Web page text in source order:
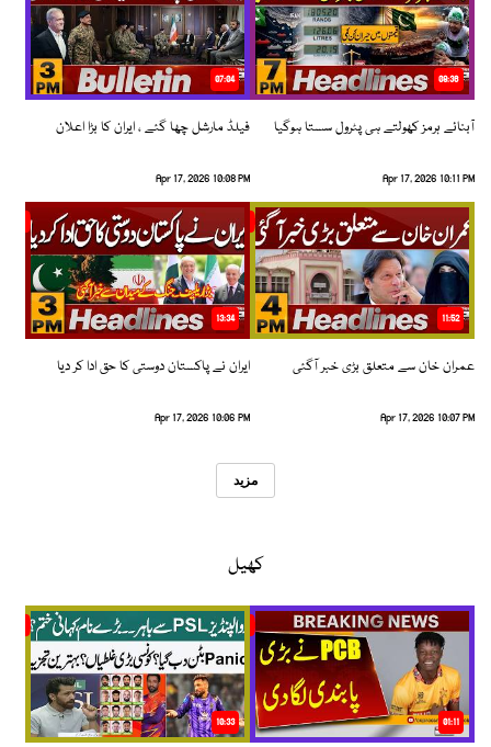
08:36
آبنائے ہرمز کھولتے ہی پٹرول سستا ہوگیا
Apr 17, 2026 10:11 PM
07:04
فیلڈ مارشل چھا گئے ، ایران کا بڑا اعلان
Apr 17, 2026 10:08 PM
11:52
عمران خان سے متعلق بڑی خبر آگئی
Apr 17, 2026 10:07 PM
13:34
ایران نے پاکستان دوستی کا حق ادا کر دیا
Apr 17, 2026 10:06 PM
مزید
کھیل
01:11
10:33